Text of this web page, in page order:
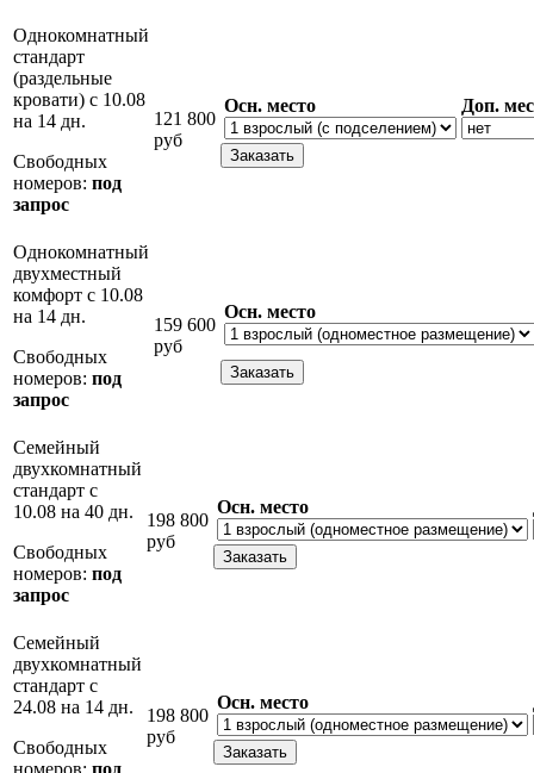
Однокомнатный
стандарт
(раздельные
кровати) с 10.08
на 14 дн.
Свободных
номеров: под
запрос
121 800
руб
Осн. место Доп.
Однокомнатный
двухместный
комфорт с 10.08
на 14 дн.
Свободных
номеров: под
запрос
159 600
руб
Осн. место
Семейный
двухкомнатный
стандарт с
10.08 на 40 дн.
Свободных
номеров: под
запрос
198 800
руб
Осн. место
Семейный
двухкомнатный
стандарт с
24.08 на 14 дн.
Свободных
номеров: под
198 800
руб
Осн. место